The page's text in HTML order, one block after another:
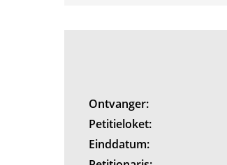
Ontvanger:
Petitieloket:
Einddatum: